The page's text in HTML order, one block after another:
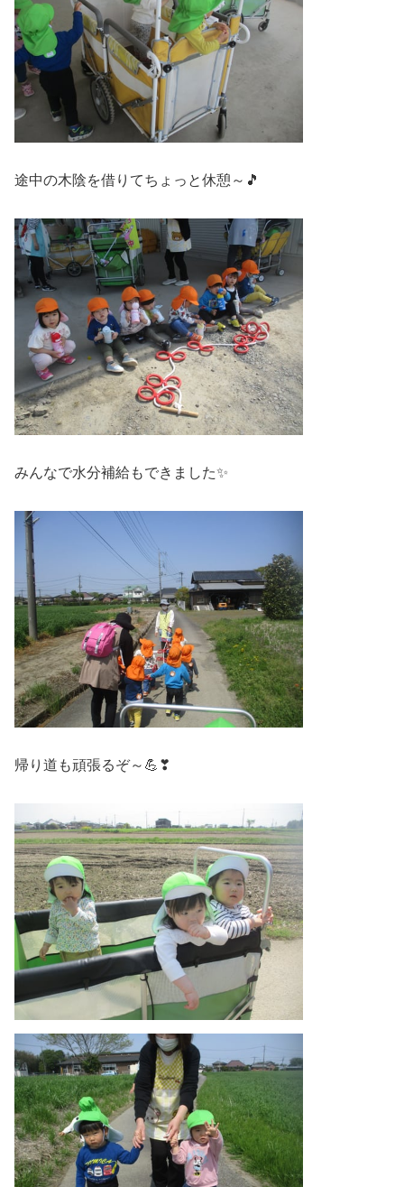
途中の木陰を借りてちょっと休憩～🎵
みんなで水分補給もできました✨
帰り道も頑張るぞ～💪❣